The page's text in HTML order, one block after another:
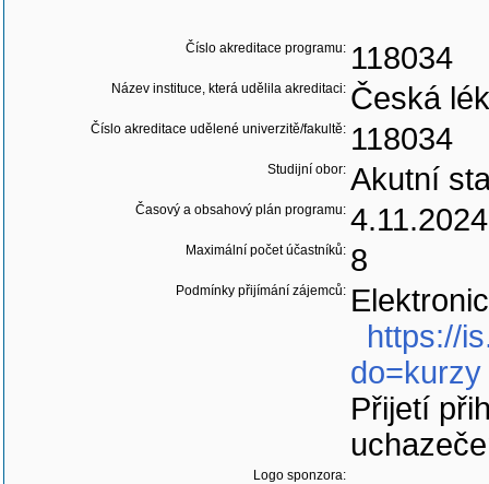
Číslo akreditace programu: 118034
Název instituce, která udělila akreditaci: Česká
Číslo akreditace udělené univerzitě/fakultě: 118034
Studijní obor: Akutní
Časový a obsahový plán programu:
Maximální počet účastníků: 8
Podmínky přijímání zájemců:
https://
do=kurzy
Přijetí
Logo sponzora: